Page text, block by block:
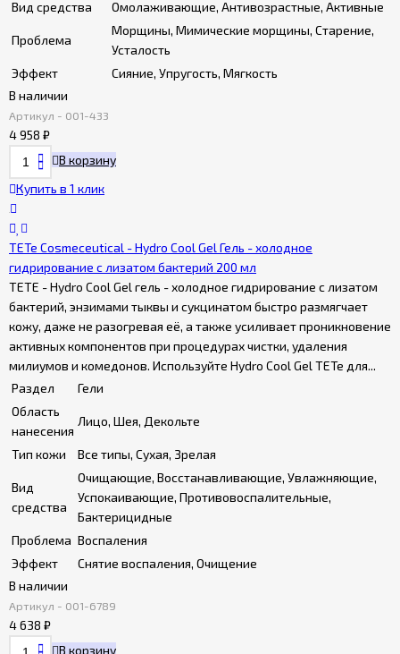
Вид средства Омолаживающие, Антивозрастные, Активные
Проблема
Морщины, Мимические морщины, Старение,
Усталость
Эффект
Сияние, Упругость, Мягкость
В наличии
Артикул - 001-433
4 958 ₽
В корзину
Купить в 1 клик
TETe Cosmeceutical - Hydro Cool Gel Гель - холодное
гидрирование с лизатом бактерий 200 мл
TETE - Hydro Cool Gel гель - холодное гидрирование с лизатом
бактерий, энзимами тыквы и сукцинатом быстро размягчает
кожу, даже не разогревая её, а также усиливает проникновение
активных компонентов при процедурах чистки, удаления
милиумов и комедонов. Используйте Hydro Cool Gel TETe для...
Раздел
Гели
Область
нанесения
Лицо, Шея, Декольте
Тип кожи Все типы, Сухая, Зрелая
Вид
средства
Очищающие, Восстанавливающие, Увлажняющие,
Успокаивающие, Противовоспалительные,
Бактерицидные
Проблема Воспаления
Эффект
Снятие воспаления, Очищение
В наличии
Артикул - 001-6789
4 638 ₽
В корзину